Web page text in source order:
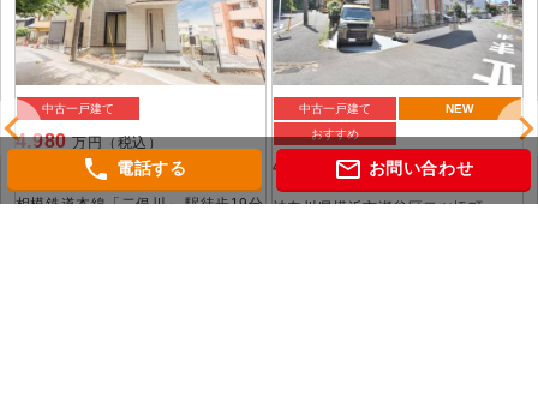
中古一戸建て
4,980万円（税込）
神奈川県横浜市旭区南本宿町
相模鉄道本線「二俣川」 駅徒歩19分
中古一戸建て
NEW
おすすめ
4,680 万円（税込）
神奈川県横浜市瀬谷区二ツ橋町
phone 電話する mail_outline お問い合わせ